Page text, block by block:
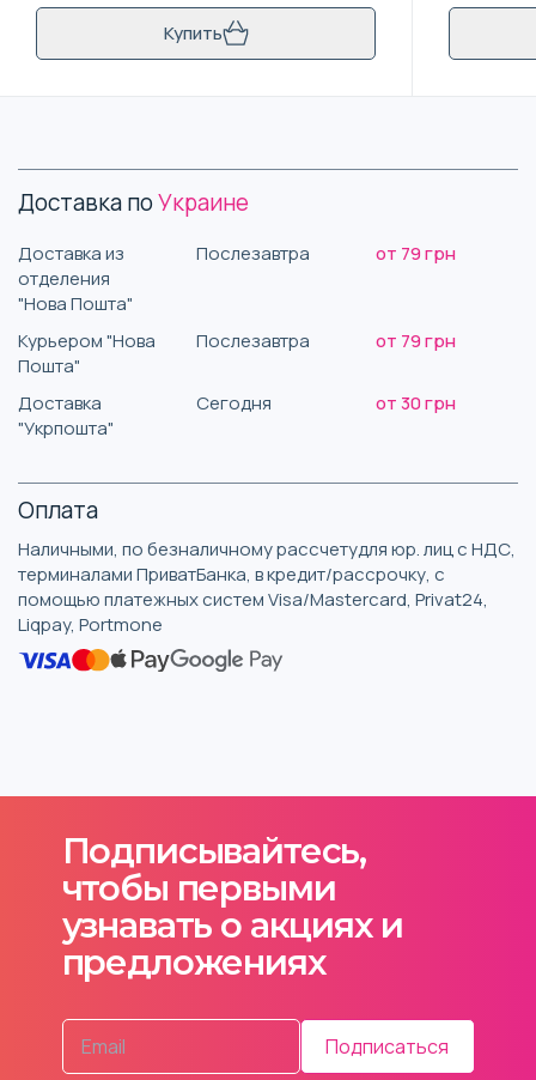
Купить
Доставка поУкраине
Доставка из
отделения
"Нова Пошта"
Послезавтра от 79 грн
Курьером "Нова
Пошта"
Послезавтра от 79 грн
Доставка
"Укрпошта"
Сегодня от 30 грн
Оплата
Наличными, по безналичному рассчетудля юр. лиц с НДС,
терминалами ПриватБанка, в кредит/рассрочку, с
помощью платежных систем Visa/Mastercard, Privat24,
Liqpay, Portmone
Подписывайтесь,
чтобы первыми
узнавать о акциях и
предложениях
Подписаться